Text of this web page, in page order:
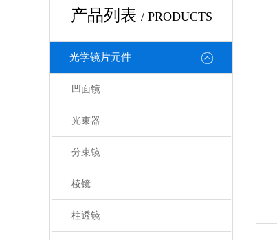
产品列表 / PRODUCTS
光学镜片元件
凹面镜
光束器
分束镜
棱镜
柱透镜